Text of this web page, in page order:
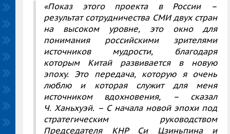
«Показ этого проекта в России –
результат сотрудничества СМИ двух стран
на высоком уровне, это окно для
понимания российскими зрителями
источников мудрости, благодаря
которым Китай развивается в новую
эпоху. Это передача, которую я очень
люблю и которая служит для меня
источником вдохновения, – сказал
Ч. Ханьхуэй. – С начала новой эпохи под
стратегическим руководством
Председателя КНР Си Цзиньпина и